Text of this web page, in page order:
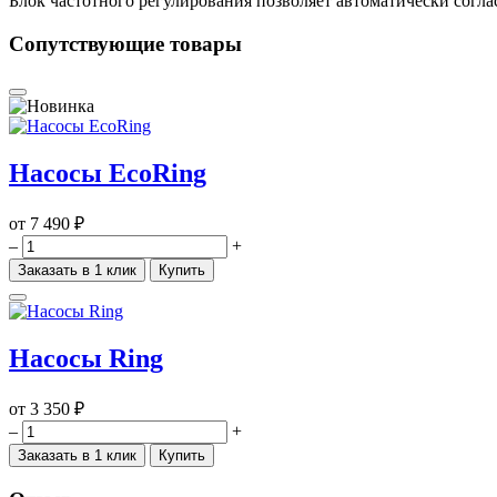
Сопутствующие товары
Насосы EcoRing
от 7 490 ₽
–
+
Заказать в 1 клик Купить
Насосы Ring
от 3 350 ₽
–
+
Заказать в 1 клик Купить